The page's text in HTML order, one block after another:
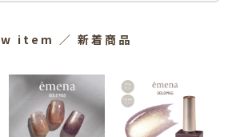
item ／ 新着商品